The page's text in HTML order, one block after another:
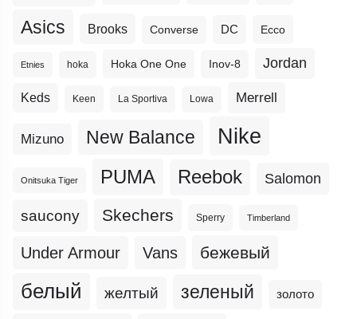
Asics Brooks Converse DC Ecco
Etnies hoka Hoka One One Inov-8 Jordan
Keds Keen La Sportiva Lowa Merrell
Mizuno New Balance Nike
Onitsuka Tiger PUMA Reebok Salomon
saucony Skechers Sperry Timberland
Under Armour Vans бежевый
белый желтый зеленый золото